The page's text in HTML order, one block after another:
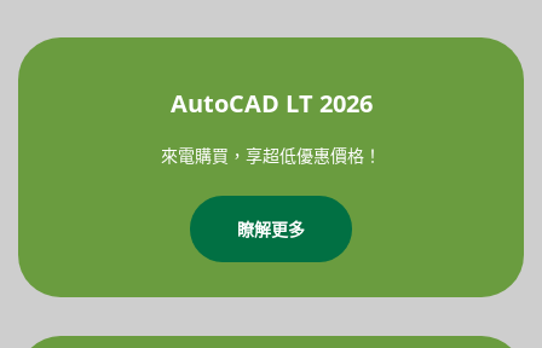
AutoCAD LT 2026
來電購買，享超低優惠價格！
瞭解更多